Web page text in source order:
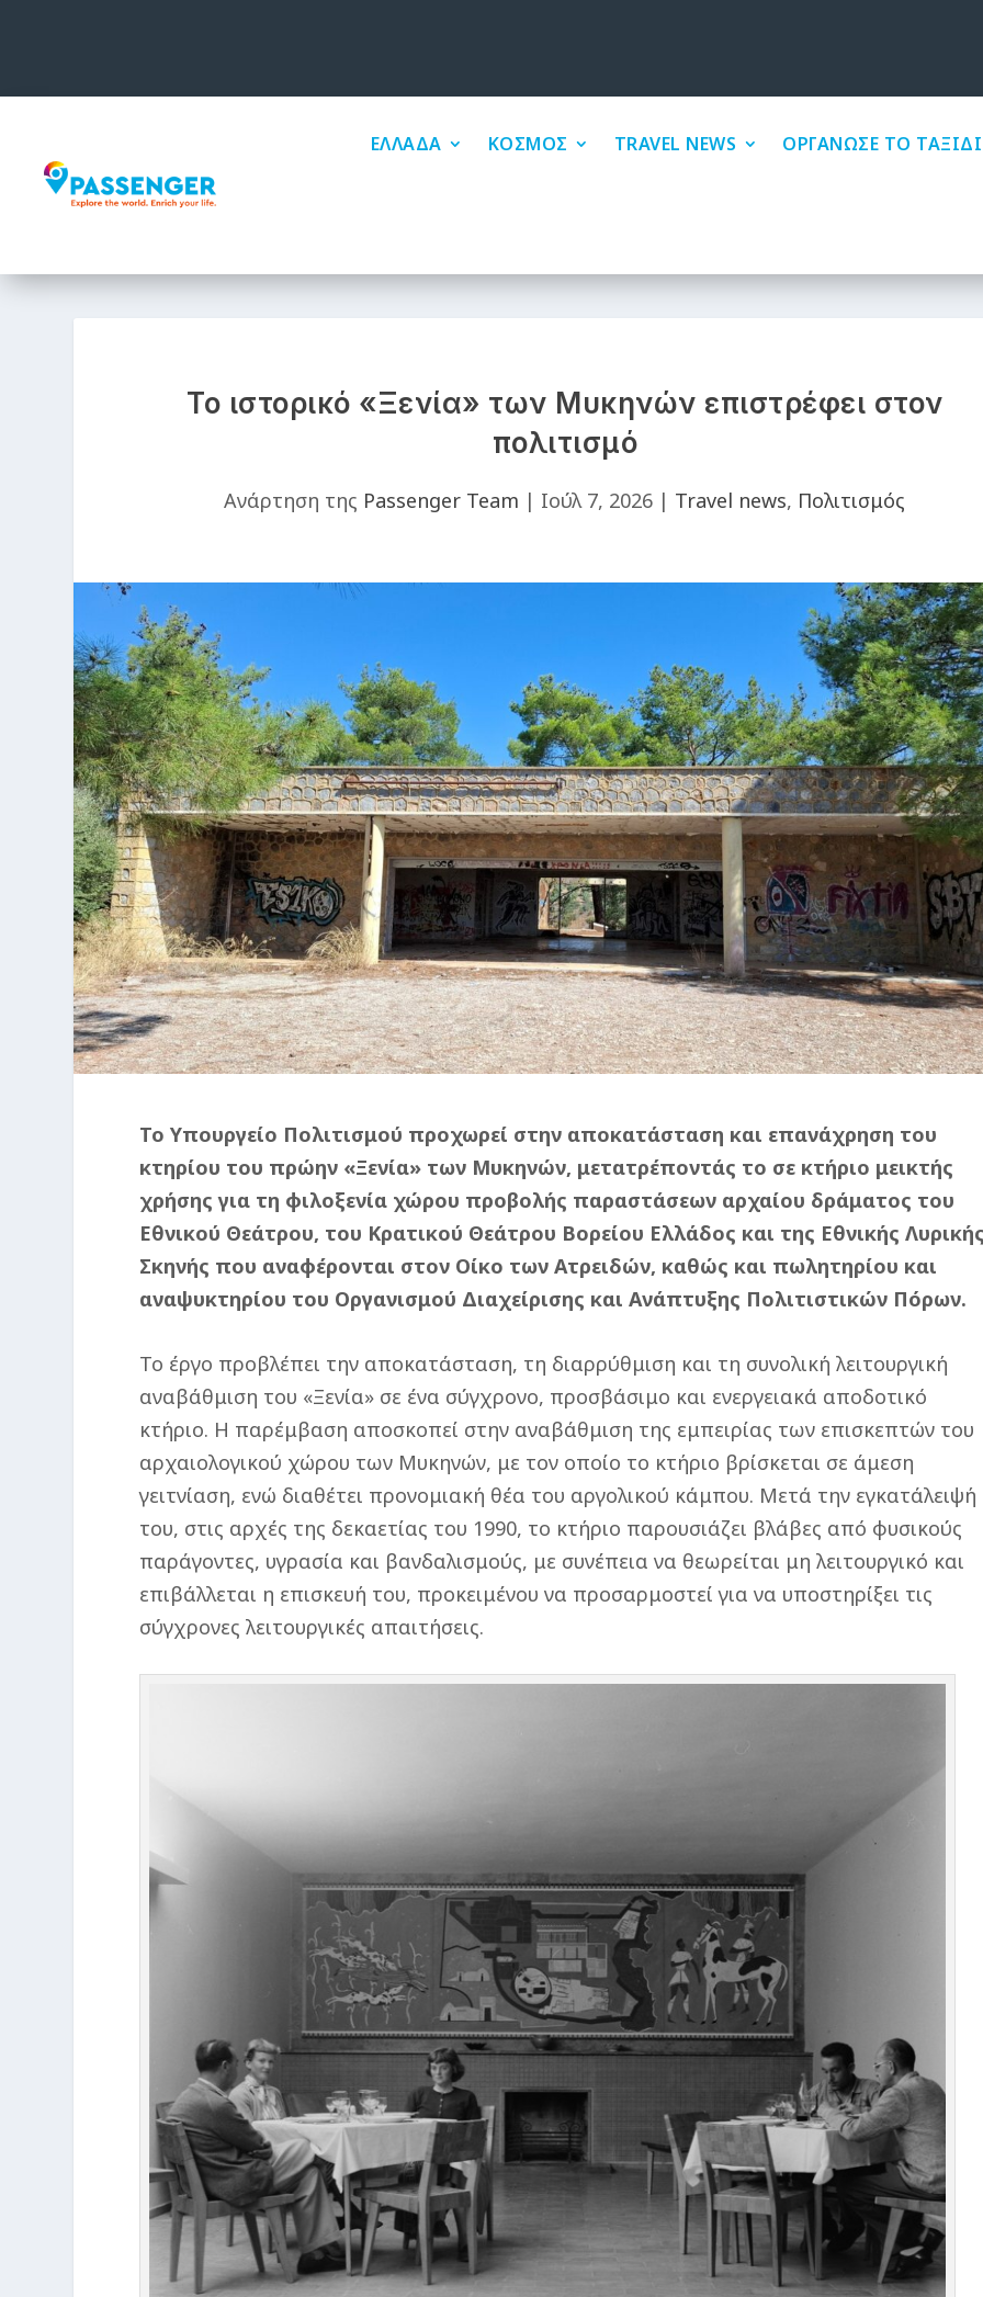
ΕΛΛΑΔΑ ΚΟΣΜΟΣ TRAVEL NEWS ΟΡΓΑΝΩΣΕ ΤΟ
Το ιστορικό «Ξενία» των Μυκηνών επιστρέφει στον
πολιτισμό
Ανάρτηση της Passenger Team | Ιούλ 7, 2026 | Travel news, Πολιτισμός
Το Υπουργείο Πολιτισμού προχωρεί στην αποκατάσταση και επανάχρηση του
κτηρίου του πρώην «Ξενία» των Μυκηνών, μετατρέποντάς το σε κτήριο μεικτής
χρήσης για τη φιλοξενία χώρου προβολής παραστάσεων αρχαίου δράματος του
Εθνικού Θεάτρου, του Κρατικού Θεάτρου Βορείου Ελλάδος και της Εθνικής
Σκηνής που αναφέρονται στον Οίκο των Ατρειδών, καθώς και πωλητηρίου και
αναψυκτηρίου του Οργανισμού Διαχείρισης και Ανάπτυξης Πολιτιστικών Πόρων.
Το έργο προβλέπει την αποκατάσταση, τη διαρρύθμιση και τη συνολική λειτουργική
αναβάθμιση του «Ξενία» σε ένα σύγχρονο, προσβάσιμο και ενεργειακά αποδοτικό
κτήριο. Η παρέμβαση αποσκοπεί στην αναβάθμιση της εμπειρίας των επισκεπτών του
αρχαιολογικού χώρου των Μυκηνών, με τον οποίο το κτήριο βρίσκεται σε άμεση
γειτνίαση, ενώ διαθέτει προνομιακή θέα του αργολικού κάμπου. Μετά την εγκατάλειψή
του, στις αρχές της δεκαετίας του 1990, το κτήριο παρουσιάζει βλάβες από φυσικούς
παράγοντες, υγρασία και βανδαλισμούς, με συνέπεια να θεωρείται μη λειτουργικό και
επιβάλλεται η επισκευή του, προκειμένου να προσαρμοστεί για να υποστηρίξει τις
σύγχρονες λειτουργικές απαιτήσεις.